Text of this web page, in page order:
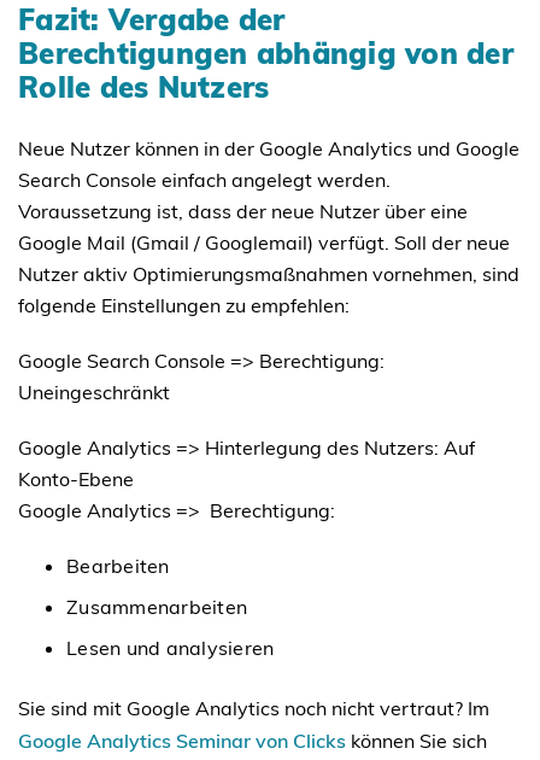
Fazit: Vergabe der
Berechtigungen abhängig von der
Rolle des Nutzers
Neue Nutzer können in der Google Analytics und Google
Search Console einfach angelegt werden.
Voraussetzung ist, dass der neue Nutzer über eine
Google Mail (Gmail / Googlemail) verfügt. Soll der neue
Nutzer aktiv Optimierungsmaßnahmen vornehmen, sind
folgende Einstellungen zu empfehlen:
Google Search Console => Berechtigung:
Uneingeschränkt
Google Analytics => Hinterlegung des Nutzers: Auf
Konto-Ebene
Google Analytics => Berechtigung:
Bearbeiten
Zusammenarbeiten
Lesen und analysieren
Sie sind mit Google Analytics noch nicht vertraut? Im
Google Analytics Seminar von Clicks können Sie sich